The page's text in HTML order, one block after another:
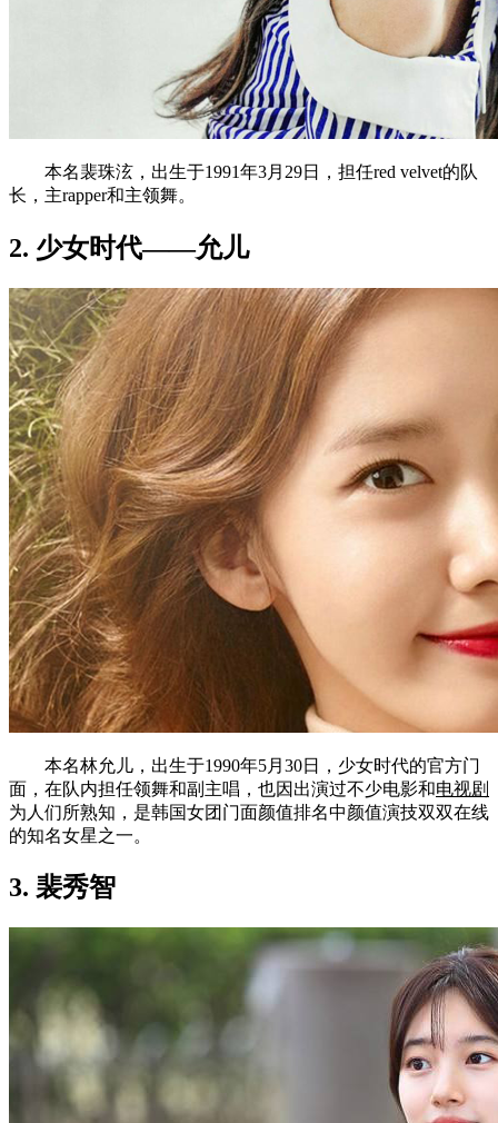
本名裴珠泫，出生于1991年3月29日，担任red velvet的队
长，主rapper和主领舞。
2. 少女时代——允儿
本名林允儿，出生于1990年5月30日，少女时代的官方门
面，在队内担任领舞和副主唱，也因出演过不少电影和电视剧
为人们所熟知，是韩国女团门面颜值排名中颜值演技双双在线
的知名女星之一。
3. 裴秀智